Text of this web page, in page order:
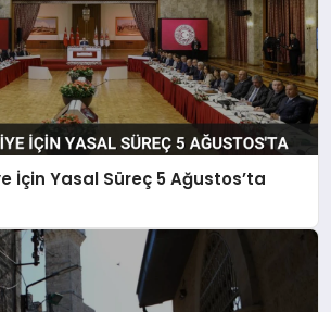
İçin Yasal Süreç 5 Ağustos’ta